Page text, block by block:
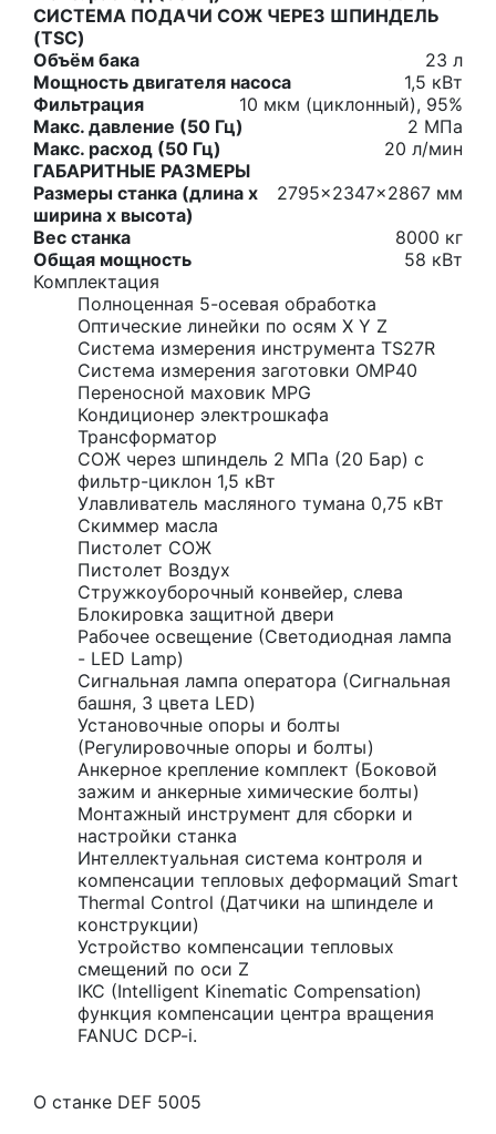
СИСТЕМА ПОДАЧИ СОЖ ЧЕРЕЗ ШПИНДЕЛЬ
(TSC)
Объём бака
23 л
Мощность двигателя насоса
1,5 кВт
Фильтрация
10 мкм (циклонный), 95%
Макс. давление (50 Гц)
2 МПа
Макс. расход (50 Гц)
20 л/мин
ГАБАРИТНЫЕ РАЗМЕРЫ
Размеры станка (длина х
ширина х высота)
2795x2347x2867 мм
Вес станка
8000 кг
Общая мощность
58 кВт
Комплектация
Полноценная 5-осевая обработка
Оптические линейки по осям X Y Z
Система измерения инструмента TS27R
Система измерения заготовки OMP40
Переносной маховик MPG
Кондиционер электрошкафа
Трансформатор
СОЖ через шпиндель 2 МПа (20 Бар) с
фильтр-циклон 1,5 кВт
Улавливатель масляного тумана 0,75 кВт
Скиммер масла
Пистолет СОЖ
Пистолет Воздух
Стружкоуборочный конвейер, слева
Блокировка защитной двери
Рабочее освещение (Светодиодная лампа
- LED Lamp)
Сигнальная лампа оператора (Сигнальная
башня, 3 цвета LED)
Установочные опоры и болты
(Регулировочные опоры и болты)
Анкерное крепление комплект (Боковой
зажим и анкерные химические болты)
Монтажный инструмент для сборки и
настройки станка
Интеллектуальная система контроля и
компенсации тепловых деформаций Smart
Thermal Control (Датчики на шпинделе и
конструкции)
Устройство компенсации тепловых
смещений по оси Z
IKC (Intelligent Kinematic Compensation)
функция компенсации центра вращения
FANUC DCP-i.
О станке DEF 5005